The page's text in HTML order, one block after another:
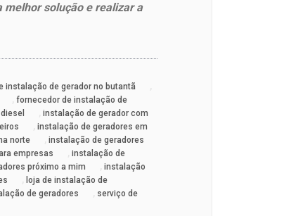
melhor solução e realizar a
instalação de gerador no butantã
,fornecedor de instalação de
,instalação de gerador com
,instalação de geradores em
norte ,instalação de geradores
empresas ,instalação de
próximo a mim ,instalação
,loja de instalação de
de geradores
serviço de